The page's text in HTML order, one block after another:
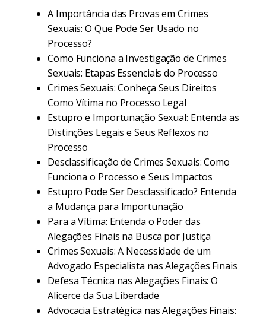
A Importância das Provas em Crimes
Sexuais: O Que Pode Ser Usado no
Processo?
Como Funciona a Investigação de Crimes
Sexuais: Etapas Essenciais do Processo
Crimes Sexuais: Conheça Seus Direitos
Como Vítima no Processo Legal
Estupro e Importunação Sexual: Entenda as
Distinções Legais e Seus Reflexos no
Processo
Desclassificação de Crimes Sexuais: Como
Funciona o Processo e Seus Impactos
Estupro Pode Ser Desclassificado? Entenda
a Mudança para Importunação
Para a Vítima: Entenda o Poder das
Alegações Finais na Busca por Justiça
Crimes Sexuais: A Necessidade de um
Advogado Especialista nas Alegações Finais
Defesa Técnica nas Alegações Finais: O
Alicerce da Sua Liberdade
Advocacia Estratégica nas Alegações Finais: